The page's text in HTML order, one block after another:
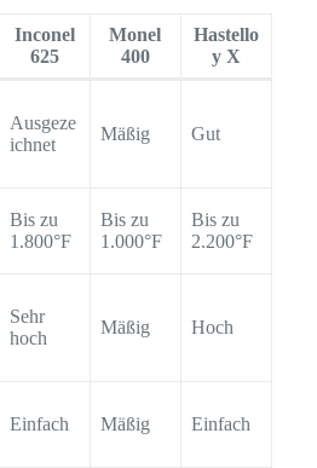
Inconel
625
Monel
400
Hastello
y X
Ausgeze
ichnet
Mäßig Gut
Bis zu
1.800°F
Bis zu
1.000°F
Bis zu
2.200°F
Sehr
hoch
Mäßig Hoch
Einfach Mäßig Einfach